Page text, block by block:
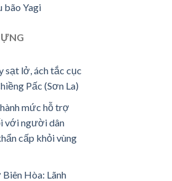
bão Yagi
sạt lở, ách tắc cục
Pấc (Sơn La)
mức hỗ trợ
với người dân
cấp khỏi vùng
Hòa: Lãnh